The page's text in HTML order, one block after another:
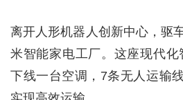
离开人形机器人创新中心，驱
米智能家电工厂。这座现代
下线一台空调，7条无人运输